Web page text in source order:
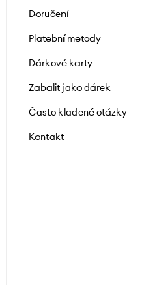
Doručení
Platební metody
Dárkové karty
Zabalit jako dárek
Často kladené otázky
Kontakt